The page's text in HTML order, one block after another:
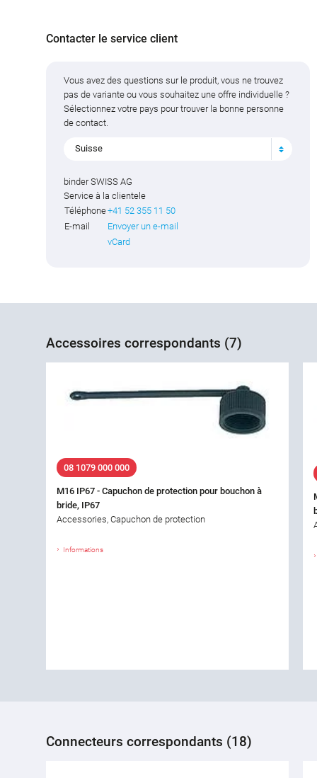
Contacter le service client
Vous avez des questions sur le produit, vous ne trouvez
pas de variante ou vous souhaitez une offre individuelle ?
Sélectionnez votre pays pour trouver la bonne personne
de contact.
Suisse
binder SWISS AG
Service à la clientele
Téléphone+41 52 355 11 50
E-mail
Envoyer un e-mail
vCard
Accessoires correspondants (7)
08 1079 000 000
M16 IP67 - Capuchon de protection pour bouchon à
bride, IP67
Accessories, Capuchon de protection
Informations
Connecteurs correspondants (18)